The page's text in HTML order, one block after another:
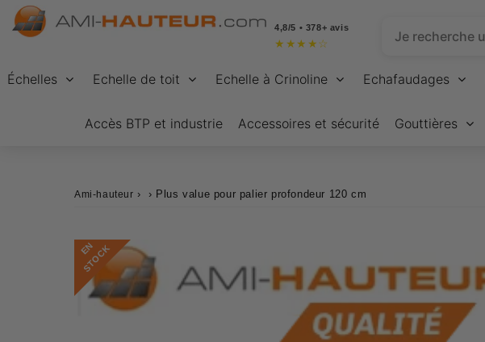
4,8/5 • 378+ avis
★ ★ ★ ★ ☆
Échelles Echelle de toit Echelle à Crinoline Echafaudages
Accès BTP et industrie Accessoires et sécurité Gouttières
Ami-hauteur › › Plus value pour palier profondeur 120 cm
E
N
S
T
O
C
K